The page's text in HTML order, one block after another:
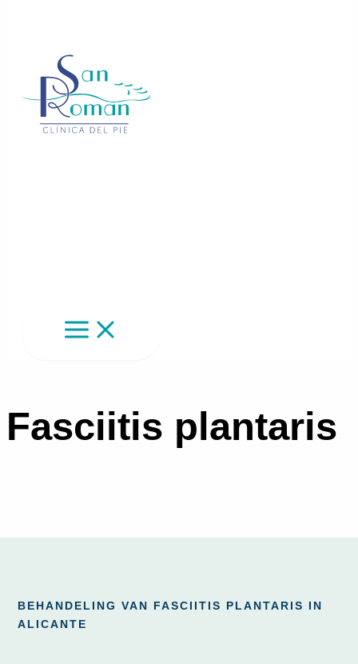
Fasciitis plantaris
BEHANDELING VAN FASCIITIS PLANTARIS IN
ALICANTE